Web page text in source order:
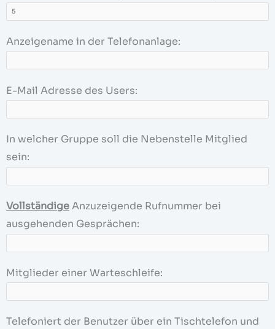
Anzeigename in der Telefonanlage:
E-Mail Adresse des Users:
In welcher Gruppe soll die Nebenstelle Mitglied
sein:
VollständigeAnzuzeigende Rufnummer bei
ausgehenden Gesprächen:
Mitglieder einer Warteschleife:
Telefoniert der Benutzer über ein Tischtelefon und